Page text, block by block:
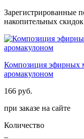
Зарегистрированные
накопительных скидок
Композиция эфирных
аромакулоном
166 руб.
при заказе на сайте
Количество